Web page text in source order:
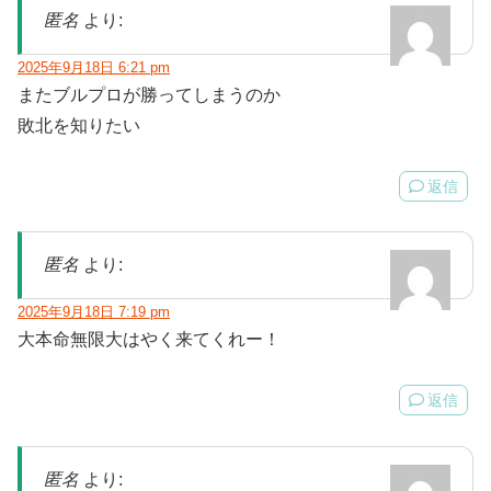
匿名 より:
2025年9月18日 6:21 pm
またブルプロが勝ってしまうのか
敗北を知りたい
返信
匿名 より:
2025年9月18日 7:19 pm
大本命無限大はやく来てくれー！
返信
匿名 より: